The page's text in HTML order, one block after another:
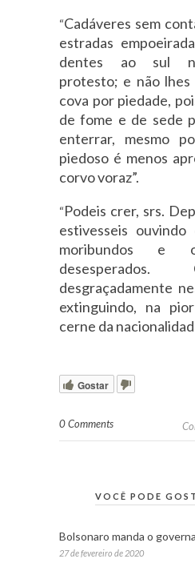
“Cadáveres sem
estradas
dentes ao sul
protesto; e não lhes
cova por piedade,
de fome e de sede
enterrar, mesmo
piedoso é menos
corvo voraz”.
“Podeis crer, srs.
estivesseis ouvindo
moribundos
desgraçadamente
extinguindo, na
cerne da
Gostar
0 Comments
VOCÊ PODE
Bolsonaro manda o
27 de fevereiro de 2020